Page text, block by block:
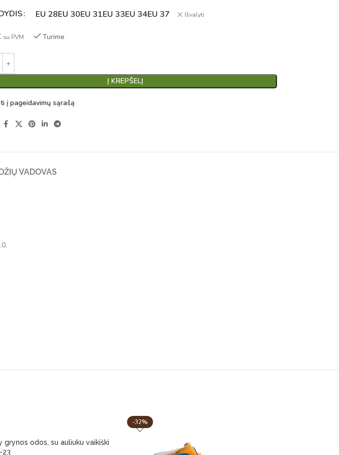
EU 28EU 30EU 31EU 33EU 34EU 37 Išvalyti
su PVM Turime
Į KREPŠELĮ
į pageidavimų sąrašą
VADOVAS
grynos odos, su auliuku vaikiški
23
-32%